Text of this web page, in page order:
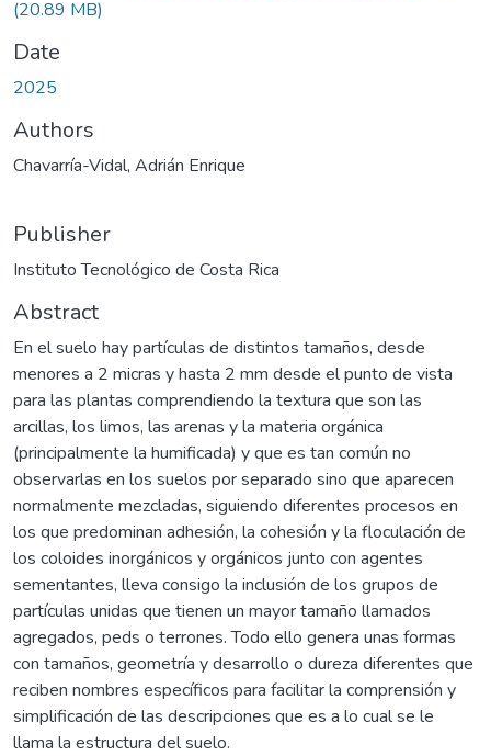
(20.89 MB)
Date
2025
Authors
Chavarría-Vidal, Adrián Enrique
Publisher
Instituto Tecnológico de Costa Rica
Abstract
En el suelo hay partículas de distintos tamaños, desde
menores a 2 micras y hasta 2 mm desde el punto de vista
para las plantas comprendiendo la textura que son las
arcillas, los limos, las arenas y la materia orgánica
(principalmente la humificada) y que es tan común no
observarlas en los suelos por separado sino que aparecen
normalmente mezcladas, siguiendo diferentes procesos en
los que predominan adhesión, la cohesión y la floculación de
los coloides inorgánicos y orgánicos junto con agentes
sementantes, lleva consigo la inclusión de los grupos de
partículas unidas que tienen un mayor tamaño llamados
agregados, peds o terrones. Todo ello genera unas formas
con tamaños, geometría y desarrollo o dureza diferentes que
reciben nombres específicos para facilitar la comprensión y
simplificación de las descripciones que es a lo cual se le
llama la estructura del suelo.